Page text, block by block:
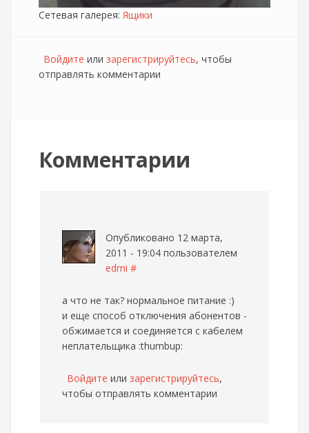
Сетевая галерея: Ящики
Войдите или зарегистрируйтесь, чтобы
отправлять комментарии
Комментарии
Опубликовано 12 марта,
2011 - 19:04 пользователем
edmi #
а что не так? нормальное питание :)
и еще способ отключения абонентов -
обжимается и соединяется с кабелем
неплательщика :thumbup:
Войдите или зарегистрируйтесь,
чтобы отправлять комментарии